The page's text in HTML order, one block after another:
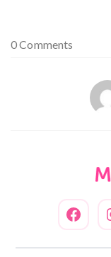
0 Comments